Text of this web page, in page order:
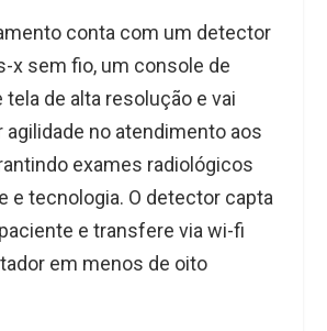
conta com um detector
x sem fio, um console de
de alta resolução e vai
agilidade no atendimento aos
exames radiológicos
e tecnologia. O detector capta
e transfere via wi-fi
em menos de oito